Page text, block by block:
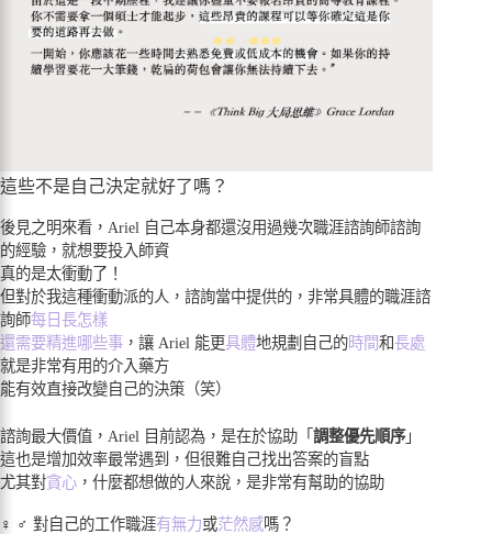
這些不是自己決定就好了嗎？
後見之明來看，Ariel 自己本身都還沒用過幾次職涯諮詢師諮詢
的經驗，就想要投入師資
真的是太衝動了！
但對於我這種衝動派的人，諮詢當中提供的，非常具體的職涯諮
詢師每日長怎樣
還需要精進哪些事 ，讓 Ariel 能更具體地規劃自己的時間和長處
就是非常有用的介入藥方
能有效直接改變自己的決策（笑）
諮詢最大價值，Ariel 目前認為，是在於協助「調整優先順序」
這也是增加效率最常遇到，但很難自己找出答案的盲點
尤其對貪心 ，什麼都想做的人來說，是非常有幫助的協助
‍♀️ ‍♂️ 對自己的工作職涯有無力或茫然感嗎？